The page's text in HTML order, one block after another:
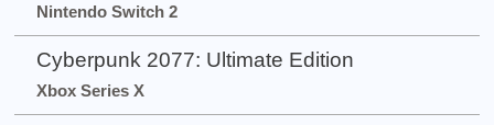
Nintendo Switch 2
Cyberpunk 2077: Ultimate Edition
Xbox Series X